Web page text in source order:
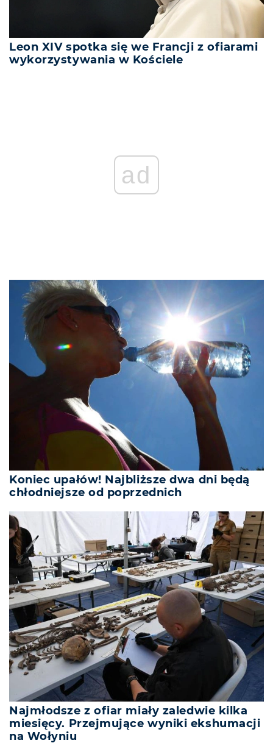
Leon XIV spotka się we Francji z ofiarami
wykorzystywania w Kościele
ad
Koniec upałów! Najbliższe dwa dni będą
chłodniejsze od poprzednich
Najmłodsze z ofiar miały zaledwie kilka
miesięcy. Przejmujące wyniki ekshumacji
na Wołyniu